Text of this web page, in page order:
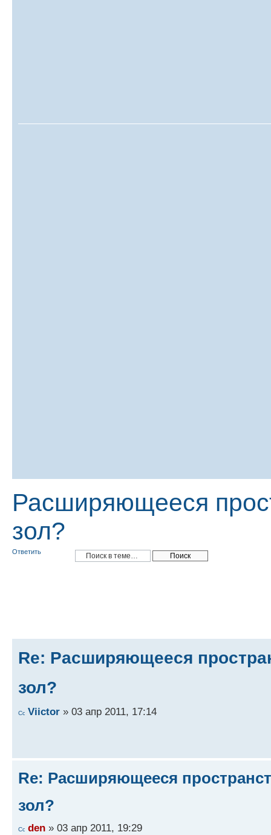
Расширяющееся
зол?
Ответить
Re: Расширяющееся
зол?
Viictor » 03 апр 2011, 17:14
Re: Расширяющееся
зол?
den » 03 апр 2011, 19:29